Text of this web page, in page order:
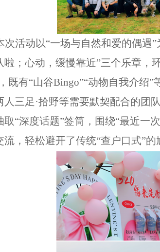
次活动以“一场与自然和爱的偶遇”
啦 ；心动 ， 缓慢靠近”三个乐章，
，既有“山谷Bingo”“动物自我介绍”
人三足 ·拾野等需要默契配合的团
取“深度话题”签筒，围绕“最近一
流，轻松避开了传统“查户口式”的